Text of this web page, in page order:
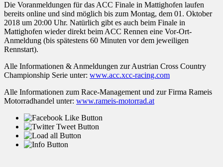
Die Voranmeldungen für das ACC Finale in Mattighofen laufen
bereits online und sind möglich bis zum Montag, dem 01. Oktober
2018 um 20:00 Uhr. Natürlich gibt es auch beim Finale in
Mattighofen wieder direkt beim ACC Rennen eine Vor-Ort-
Anmeldung (bis spätestens 60 Minuten vor dem jeweiligen
Rennstart).
Alle Informationen & Anmeldungen zur Austrian Cross Country
Championship Serie unter: www.acc.xcc-racing.com
Alle Informationen zum Race-Management und zur Firma Rameis
Motorradhandel unter: www.rameis-motorrad.at